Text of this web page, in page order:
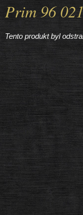
Prim 96
Tento produkt byl